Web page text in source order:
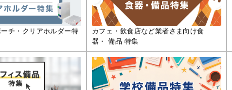
チ・クリアホルダー特
カフェ・飲食店など業者さま向け食
器・ 備品 特集